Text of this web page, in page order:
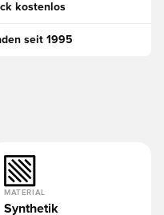
kostenlos
seit 1995
MATERIAL
Synthetik